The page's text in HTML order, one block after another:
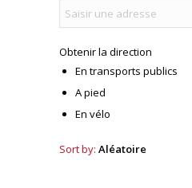
Obtenir la direction
En transports publics
A pied
En vélo
Sort by: Aléatoire